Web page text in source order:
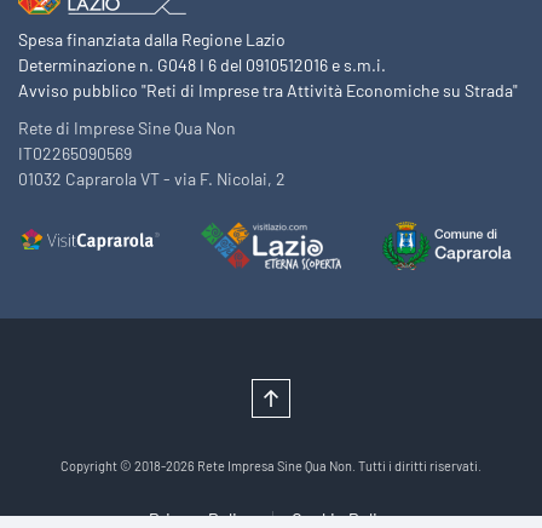
Spesa finanziata dalla Regione Lazio
Determinazione n. G048 I 6 del 0910512016 e s.m.i.
Avviso pubblico "Reti di Imprese tra Attività Economiche su Strada"
Rete di Imprese Sine Qua Non
IT02265090569
01032 Caprarola VT - via F. Nicolai, 2
Copyright © 2018-2026 Rete Impresa Sine Qua Non. Tutti i diritti riservati.
Privacy Policy Cookie Policy